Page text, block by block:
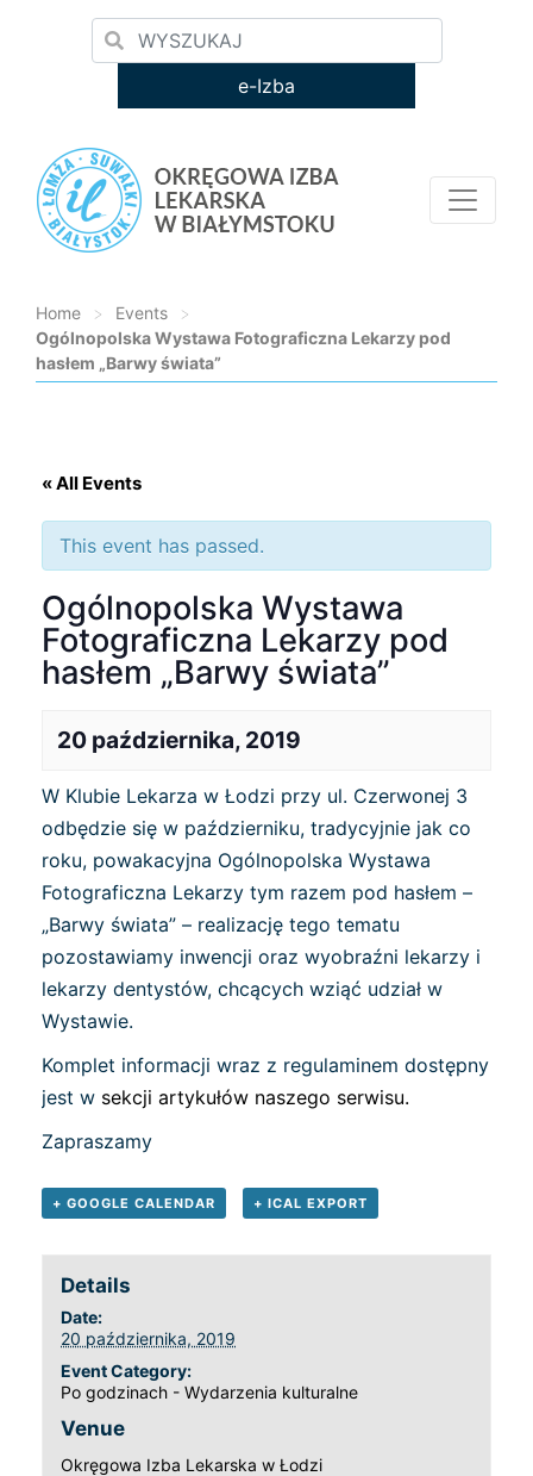
e-Izba
Home > Events
>
Ogólnopolska Wystawa Fotograficzna Lekarzy pod
hasłem „Barwy świata”
« All Events
This event has passed.
Ogólnopolska Wystawa
Fotograficzna Lekarzy pod
hasłem „Barwy świata”
20 października, 2019
W Klubie Lekarza w Łodzi przy ul. Czerwonej 3
odbędzie się w październiku, tradycyjnie jak co
roku, powakacyjna Ogólnopolska Wystawa
Fotograficzna Lekarzy tym razem pod hasłem –
„Barwy świata” – realizację tego tematu
pozostawiamy inwencji oraz wyobraźni lekarzy i
lekarzy dentystów, chcących wziąć udział w
Wystawie.
Komplet informacji wraz z regulaminem dostępny
jest w sekcji artykułów naszego serwisu.
Zapraszamy
+ GOOGLE CALENDAR + ICAL EXPORT
Details
Date:
20 października, 2019
Event Category:
Po godzinach - Wydarzenia kulturalne
Venue
Okręgowa Izba Lekarska w Łodzi